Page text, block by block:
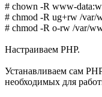
# chown -R www-
# chmod -R ug+rw /var/
# chmod -R o-rw /var/
Настраиваем PHP.
Устанавливаем сам
необходимых для